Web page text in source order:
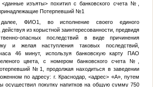
<данные изъяты>похитил с банковского счета №
Потерпевший №1
далее, ФИО1
, во исполнение своего единого
из корыстной заинтересованности, предвидя
опасных последствий в виде причинения
и желая наступления таковых последствий,
46 минут, используя банковскую карту ПАО
цвета, с номером банковского счета №
№1
, продолжая находиться в заведении
по адресу: г. Краснодар,<адрес> «А», путем
осуществил покупку напитков на общую сумму 750